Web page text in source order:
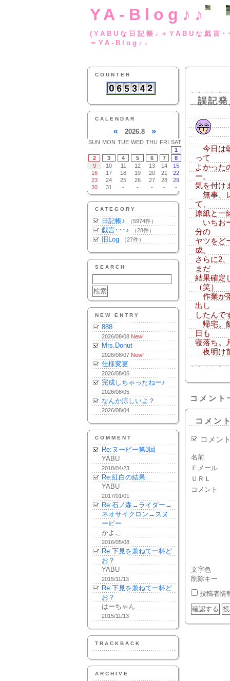
YA-Blog♪♪
(YABUな日記帳♪
＝YA-Blog♪♪
COUNTER
CALENDAR
« 2026.8 »
SUN MON TUE WED THU FRI SAT
-
- - - - -
1
2
3 4 5 6 7
8
9
10 11 12 13 14
15
16
17 18 19 20 21
22
23
24 25 26 27 28
29
30
31 - - - - -
CATEGORY
日記帳♪ （5974件）
戯言･･･♪ （28件）
旧Log （27件）
SEARCH
NEW ENTRY
888
2026/08/08 New!
Mrs.Donut
2026/08/07 New!
仕様変更
2026/08/06
完成しちゃったねー♪
2026/08/05
なんか涼しいよ？
2026/08/04
COMMENT
Re:ヌーピー第3回
YABU
2018/04/23
Re:紅白の結果
YABU
2017/01/01
Re:石ノ森→ライダー→
ネオサイクロン→スヌ
ーピー
かよこ
2016/05/08
Re:下見を兼ねて一杯ど
お？
YABU
2015/11/13
Re:下見を兼ねて一杯ど
お？
はーちゃん
2015/11/13
TRACKBACK
ARCHIVE
誤記
今日は
って
よかった
ー。
気を付け
無事、
て、
原紙と一
いちお
分の
ヤツをど
成。
さらに2
まだ
結果確定
（笑）
作業が
出し
したんで
帰宅。
日も
寝落ち。
夜明け
コメント
コメン
コメン
名前
Ｅメール
ＵＲＬ
コメント
文字色
削除キー
投稿者情